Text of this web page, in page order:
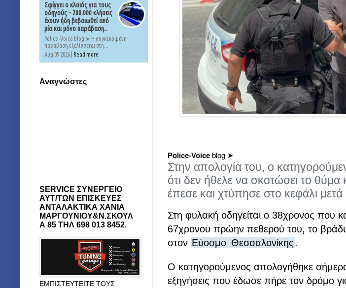
Police-Voice blog ➤
Στην απολογία του, ο
ότι δεν ήθελε να σκοτώσει το θύμα
έπεσε και χτύπησε στο κεφάλι
Στη φυλακή οδηγείται ο 38χρονος που
67χρονου πρώην πεθερού του, το
στον Εύοσμο Θεσσαλονίκης.
Ο κατηγορούμενος απολογήθηκε
εξηγήσεις που έδωσε πήρε τον δρόμο
Σφίγγει ο κλοιός για τους
οδηγούς – 200.000 κλήσεις
έχουν ήδη βεβαιωθεί από
μία και μόνο παράβαση..
Police-Voice blog ➤ Η συγκεκριμένη
παράβαση εξελίσσεται στη...
Aug 05 2026 | Read more
Αναγνώστες
SERVICE ΣΥΝΕΡΓΕΙΟ
ΑΥΤ/ΤΩΝ ΕΠΙΣΚΕΥΕΣ
ΑΝΤΑΛΑΚΤΙΚΑ ΧΑΝΙΑ
ΜΑΡΓΟΥΝΙΟΥ&Ν.ΣΚΟΥΛ
Α 85 ΤΗΛ 698 013 8452.
ΕΜΠΙΣΤΕΥΤΕΙΤΕ ΤΟΥΣ